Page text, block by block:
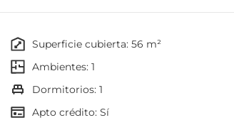
de 1 dormitorio.
Al entrar nos encontramos con el
encontramos con el área de dormitorio
directamente con la terraza con
superficie cubierta: 56 m²
ambientes: 1
dormitorios: 1
Apto crédito: Sí